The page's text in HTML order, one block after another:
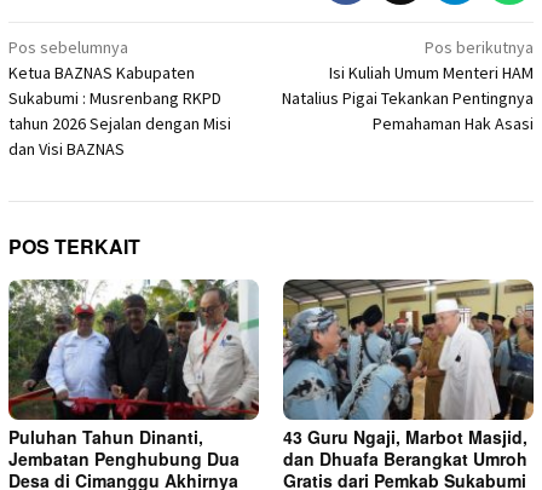
Navigasi
pos
Pos sebelumnya
Ketua BAZNAS Kabupaten
Sukabumi : Musrenbang RKPD
tahun 2026 Sejalan dengan Misi
dan Visi BAZNAS
Pos berikutnya
Isi Kuliah Umum Menteri HAM
Natalius Pigai Tekankan Pentingnya
Pemahaman Hak Asasi
POS TERKAIT
Puluhan Tahun Dinanti,
Jembatan Penghubung Dua
Desa di Cimanggu Akhirnya
43 Guru Ngaji, Marbot Masjid,
dan Dhuafa Berangkat Umroh
Gratis dari Pemkab Sukabumi